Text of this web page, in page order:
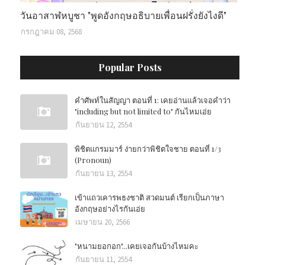
วันอาสาฬหบูชา "พูดอังกฤษอธิบายเพื่อนฝรั่งยังไงดี"
กรกฎาคม 08, 2568
Popular Posts
คำศัพท์ในสัญญา ตอนที่ 1: เคยอ่านแล้วเจอคำว่า
"including but not limited to" กันไหมเอ่ย
กันยายน 12, 2554
พิชิตแกรมมาร์ ง่ายกว่าพิชิตใจชาย ตอนที่ 1/3
(Pronoun)
กันยายน 13, 2554
เข้าแถวเคารพธงชาติ สวดมนต์ เรียกเป็นภาษา
อังกฤษอย่างไรกันเอ่ย
เมษายน 20, 2566
"หนามยอกอก"...เคยเจอกันบ้างไหมคะ
กันยายน 11, 2554